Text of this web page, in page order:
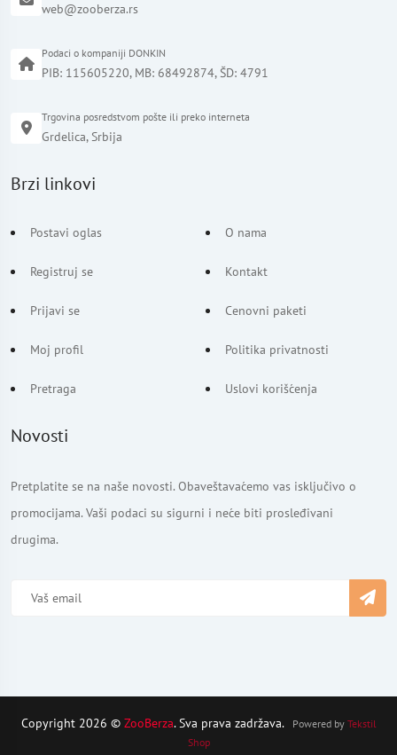
web@zooberza.rs
Podaci o kompaniji DONKIN
PIB: 115605220, MB: 68492874, ŠD: 4791
Trgovina posredstvom pošte ili preko interneta
Grdelica, Srbija
Brzi linkovi
Postavi oglas
Registruj se
Prijavi se
Moj profil
Pretraga
O nama
Kontakt
Cenovni paketi
Politika privatnosti
Uslovi korišćenja
Novosti
Pretplatite se na naše novosti. Obaveštavaćemo vas isključivo o
promocijama. Vaši podaci su sigurni i neće biti prosleđivani
drugima.
Copyright 2026 © ZooBerza. Sva prava zadržava. Powered by Tekstil
Shop